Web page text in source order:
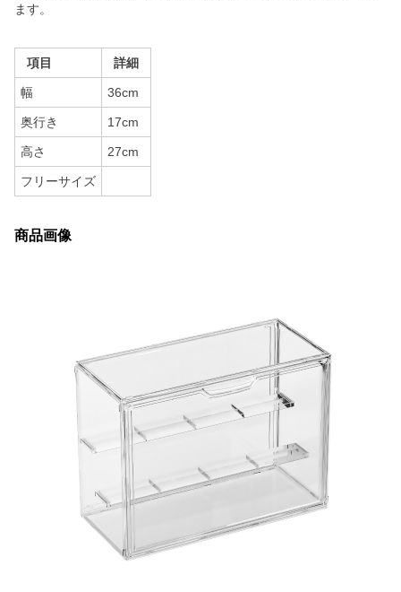
ます。
項目 詳細
幅 36cm
奥行き 17cm
高さ 27cm
フリーサイズ
商品画像